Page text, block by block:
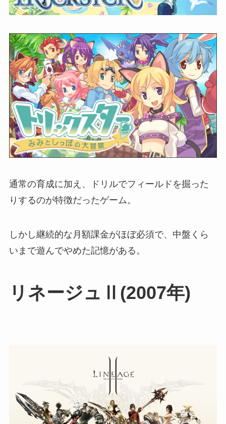
通常の育成に加え、ドリルでフィールドを掘った
りするのが特徴だったゲーム。
しかし継続的な月額課金がほぼ必須で、中盤くら
いまで遊んでやめた記憶がある。
リネージュⅡ(2007年)